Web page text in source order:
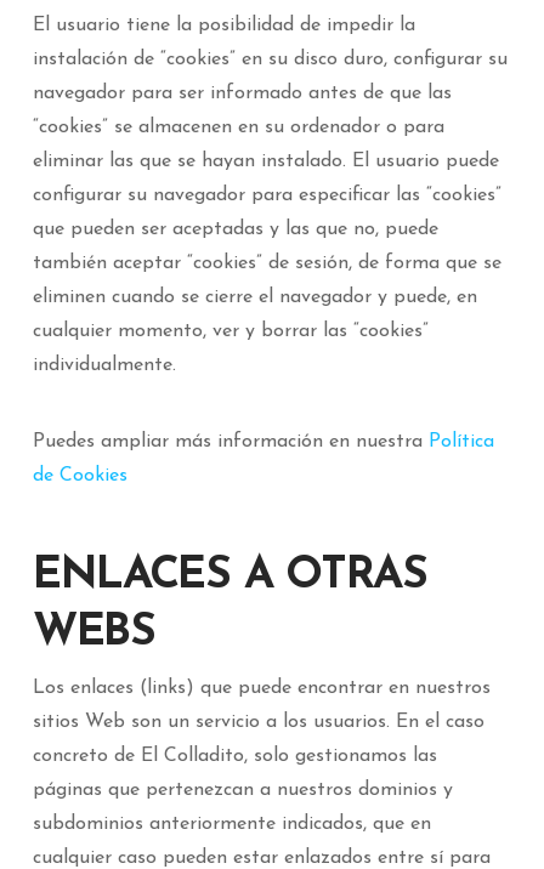
El usuario tiene la posibilidad de impedir la
instalación de “cookies” en su disco duro, configurar su
navegador para ser informado antes de que las
“cookies” se almacenen en su ordenador o para
eliminar las que se hayan instalado. El usuario puede
configurar su navegador para especificar las “cookies”
que pueden ser aceptadas y las que no, puede
también aceptar “cookies” de sesión, de forma que se
eliminen cuando se cierre el navegador y puede, en
cualquier momento, ver y borrar las “cookies”
individualmente.
Puedes ampliar más información en nuestra Política
de Cookies
ENLACES A OTRAS
WEBS
Los enlaces (links) que puede encontrar en nuestros
sitios Web son un servicio a los usuarios. En el caso
concreto de El Colladito, solo gestionamos las
páginas que pertenezcan a nuestros dominios y
subdominios anteriormente indicados, que en
cualquier caso pueden estar enlazados entre sí para